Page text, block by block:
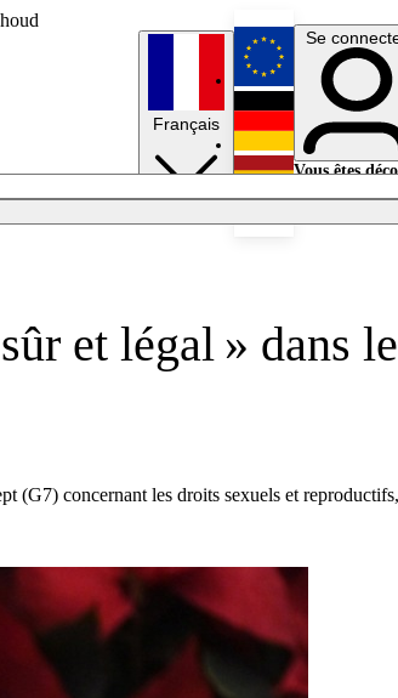
Français
English
Deutsch
Se
Vous êtes
et légal » dans
(G7) concernant les droits sexuels et